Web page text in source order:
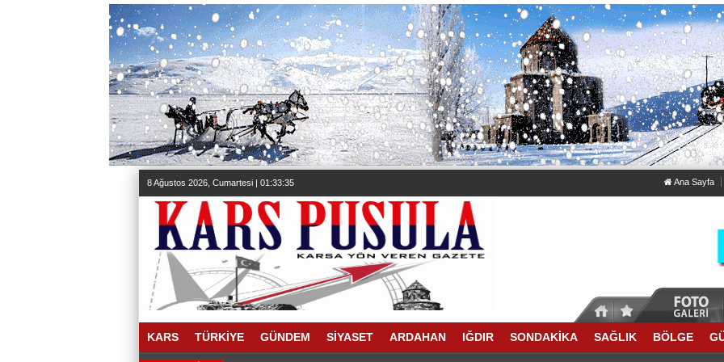
8 Ağustos 2026, Cumartesi | 01:33:36 Ana Sayfa
KARS TÜRKİYE GÜNDEM SİYASET ARDAHAN IĞDIR SONDAKİKA SAĞLIK BÖLGE
22:02 |KAÜ HASTANESİ MERDİVENLERİ ÇÖPLÜĞE DÖNDÜ